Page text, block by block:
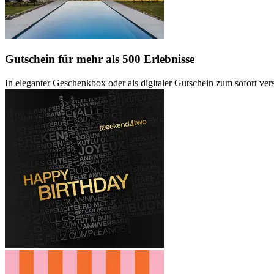
Gutschein für mehr als 500 Erlebnisse
In eleganter Geschenkbox oder als digitaler Gutschein zum sofort